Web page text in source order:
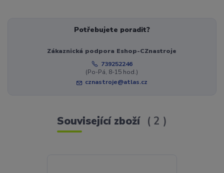
Potřebujete poradit?
Zákaznická podpora Eshop-CZnastroje
739252246
(Po-Pá, 8-15 hod.)
cznastroje@atlas.cz
Související zboží 2